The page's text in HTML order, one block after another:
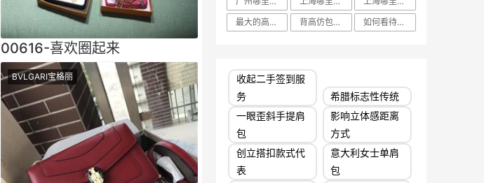
00616-喜欢圈起来
BVLGARI宝格丽
最大的高仿包网站
背高仿包可耻吗 如何看待背高仿包
收起二手签到服
务
希腊标志性传统
一眼歪斜手提肩
包
影响立体感距离
方式
创立搭扣款式代
表
意大利女士单肩
包